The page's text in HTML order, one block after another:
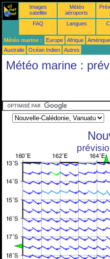
Images
satellite
Météo
aéroports
FAQ Langues
Météo marine : Europe Afrique
Australie
Océan Indien Autres
Météo marine :